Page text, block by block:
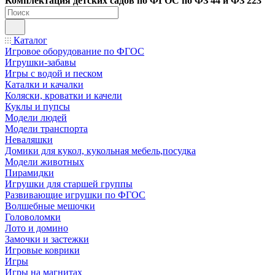
Каталог
Игровое оборудование по ФГОС
Игрушки-забавы
Игры с водой и песком
Каталки и качалки
Коляски, кроватки и качели
Куклы и пупсы
Модели людей
Модели транспорта
Неваляшки
Домики для кукол, кукольная мебель,посудка
Модели животных
Пирамидки
Игрушки для старшей группы
Развивающие игрушки по ФГОС
Волшебные мешочки
Головоломки
Лото и домино
Замочки и застежки
Игровые коврики
Игры
Игры на магнитах